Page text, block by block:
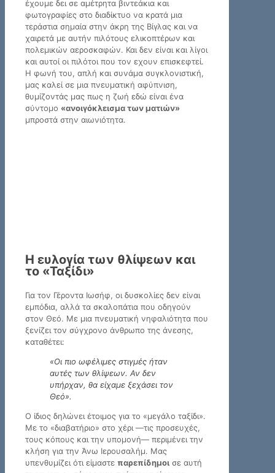
έχουμε δει σε αμέτρητα βιντεάκια και
φωτογραφίες στο διαδίκτυο να κρατά μια
τεράστια σημαία στην άκρη της Βίγλας και να
χαιρετά με αυτήν πιλότους ελικοπτέρων και
πολεμικών αεροσκαφών. Και δεν είναι και λίγοι
και αυτοί οι πιλότοι που τον εχουν επισκεφτεί.
Η φωνή του, απλή και συνάμα συγκλονιστική,
μας καλεί σε μια πνευματική αφύπνιση,
θυμίζοντάς μας πως η ζωή εδώ είναι ένα
σύντομο «ανοιγόκλεισμα των ματιών»
μπροστά στην αιωνιότητα.
Η ευλογία των θλίψεων και
το «Ταξίδι»
Για τον Γέροντα Ιωσήφ, οι δυσκολίες δεν είναι
εμπόδια, αλλά τα σκαλοπάτια που οδηγούν
στον Θεό. Με μια πνευματική νηφαλιότητα που
ξενίζει τον σύγχρονο άνθρωπο της άνεσης,
καταθέτει:
«Οι πιο ωφέλιμες στιγμές ήταν
αυτές των θλίψεων. Αν δεν
υπήρχαν, θα είχαμε ξεχάσει τον
Θεό».
Ο ίδιος δηλώνει έτοιμος για το «μεγάλο ταξίδι».
Με το «διαβατήριο» στο χέρι —τις προσευχές,
τους κόπους και την υπομονή— περιμένει την
κλήση για την Άνω Ιερουσαλήμ. Μας
υπενθυμίζει ότι είμαστε παρεπίδημοι σε αυτή